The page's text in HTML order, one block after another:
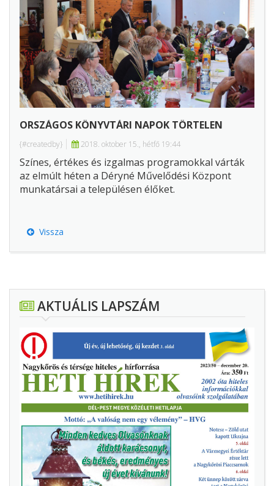
ORSZÁGOS KÖNYVTÁRI NAPOK TÖRTELEN
{#createdby} 2018. oktober 15., hétfő 19:44
Színes, értékes és izgalmas programokkal várták
az elmúlt héten a Déryné Művelődési Központ
munkatársai a településen élőket.
Vissza
AKTUÁLIS LAPSZÁM